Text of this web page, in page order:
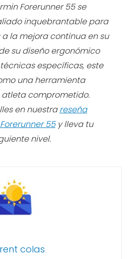
Forerunner 55 se
inquebrantable para
la mejora continua en su
su diseño ergonómico
específicas, este
una herramienta
comprometido.
en nuestrareseña
55y lleva tu
nivel.
colas